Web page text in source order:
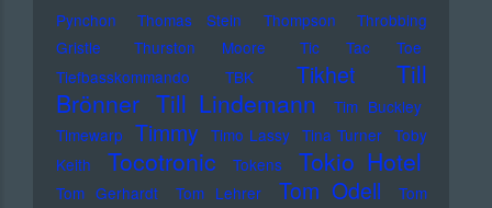
Pynchon
Thomas Stein Thompson
Throbbing
Gristle
Thurston Moore
Tic Tac Toe
Tiefbasskommando TBK
Tikhet
Till
Brönner Till Lindemann
Tim Buckley
Timewarp Timmy Timo Lassy Tina Turner Toby
Keith
Tocotronic Tokens Tokio Hotel
Tom Gerhardt Tom Lehrer Tom Odell
Tom